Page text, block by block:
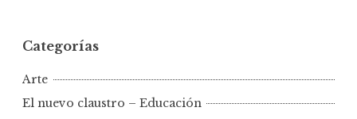
Categorías
Arte
El nuevo claustro – Educación